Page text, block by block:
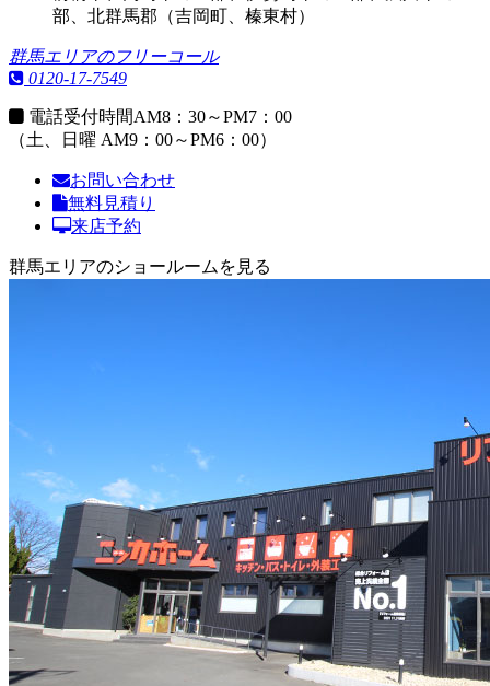
部、北群馬郡（吉岡町、榛東村）
群馬エリアのフリーコール
0120-17-7549
電話受付時間AM8：30～PM7：00
（土、日曜 AM9：00～PM6：00）
お問い合わせ
無料見積り
来店予約
群馬エリアのショールームを見る